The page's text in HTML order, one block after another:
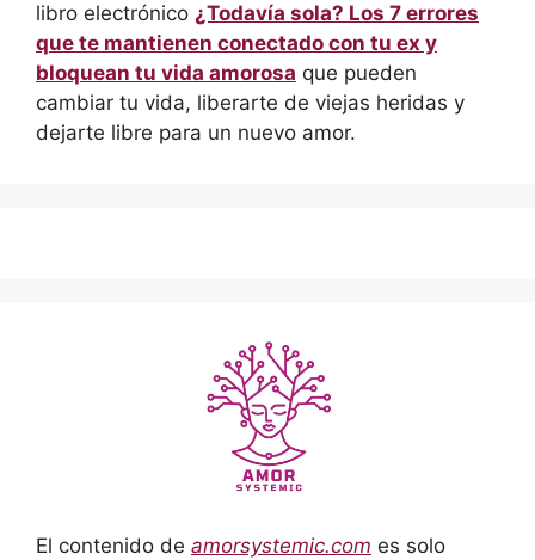
libro electrónico ¿Todavía sola? Los 7 errores
que te mantienen conectado con tu ex y
bloquean tu vida amorosa que pueden
cambiar tu vida, liberarte de viejas heridas y
dejarte libre para un nuevo amor.
El contenido de amorsystemic.com es solo